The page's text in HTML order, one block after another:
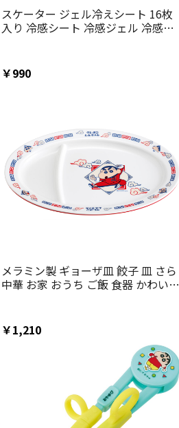
スケーター ジェル冷えシート 16枚
入り 冷感シート 冷感ジェル 冷感ジ
ん 男の子 女の子【発熱 頭痛 ひんや
りジェル アイシング 熱冷まし】
￥990
メラミン製 ギョーザ皿 餃子 皿 さら
中華 お家 おうち ご飯 食器 かわいい
【チャイナ グッズ メラミン 食洗機
可】
￥1,210